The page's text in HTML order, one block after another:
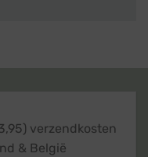
verzendkosten
& België